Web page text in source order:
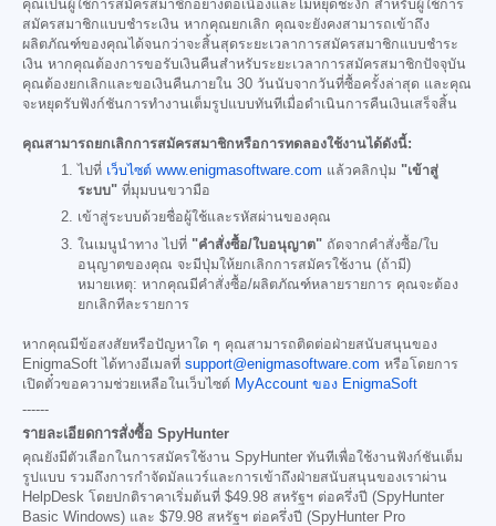
คุณเป็นผู้ใช้การสมัครสมาชิกอย่างต่อเนื่องและไม่หยุดชะงัก สำหรับผู้ใช้การ
สมัครสมาชิกแบบชำระเงิน หากคุณยกเลิก คุณจะยังคงสามารถเข้าถึง
ผลิตภัณฑ์ของคุณได้จนกว่าจะสิ้นสุดระยะเวลาการสมัครสมาชิกแบบชำระ
เงิน หากคุณต้องการขอรับเงินคืนสำหรับระยะเวลาการสมัครสมาชิกปัจจุบัน
คุณต้องยกเลิกและขอเงินคืนภายใน 30 วันนับจากวันที่ซื้อครั้งล่าสุด และคุณ
จะหยุดรับฟังก์ชันการทำงานเต็มรูปแบบทันทีเมื่อดำเนินการคืนเงินเสร็จสิ้น
คุณสามารถยกเลิกการสมัครสมาชิกหรือการทดลองใช้งานได้ดังนี้:
ไปที่ เว็บไซต์ www.enigmasoftware.com แล้วคลิกปุ่ม "เข้าสู่
ระบบ" ที่มุมบนขวามือ
เข้าสู่ระบบด้วยชื่อผู้ใช้และรหัสผ่านของคุณ
ในเมนูนำทาง ไปที่ "คำสั่งซื้อ/ใบอนุญาต" ถัดจากคำสั่งซื้อ/ใบ
อนุญาตของคุณ จะมีปุ่มให้ยกเลิกการสมัครใช้งาน (ถ้ามี)
หมายเหตุ: หากคุณมีคำสั่งซื้อ/ผลิตภัณฑ์หลายรายการ คุณจะต้อง
ยกเลิกทีละรายการ
หากคุณมีข้อสงสัยหรือปัญหาใด ๆ คุณสามารถติดต่อฝ่ายสนับสนุนของ
EnigmaSoft ได้ทางอีเมลที่ support@enigmasoftware.com หรือโดยการ
เปิดตั๋วขอความช่วยเหลือในเว็บไซต์ MyAccount ของ EnigmaSoft
------
รายละเอียดการสั่งซื้อ SpyHunter
คุณยังมีตัวเลือกในการสมัครใช้งาน SpyHunter ทันทีเพื่อใช้งานฟังก์ชันเต็ม
รูปแบบ รวมถึงการกำจัดมัลแวร์และการเข้าถึงฝ่ายสนับสนุนของเราผ่าน
HelpDesk โดยปกติราคาเริ่มต้นที่ $49.98 สหรัฐฯ ต่อครึ่งปี (SpyHunter
Basic Windows) และ $79.98 สหรัฐฯ ต่อครึ่งปี (SpyHunter Pro